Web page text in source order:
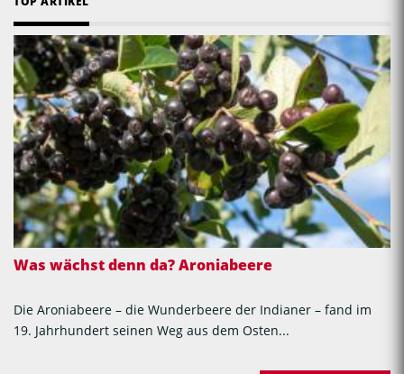
Was wächst denn da? Aroniabeere
Die Aroniabeere – die Wunderbeere der Indianer – fand im
19. Jahrhundert seinen Weg aus dem Osten...